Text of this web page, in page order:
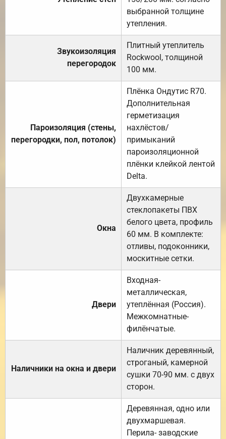
выбранной толщине
утепления.
Звукоизоляция
перегородок
Плитный утеплитель
Rockwool, толщиной
100 мм.
Пароизоляция (стены,
перегородки, пол, потолок)
Плёнка Ондутис R70.
Дополнительная
герметизация
нахлёстов/
примыканий
пароизоляционной
плёнки клейкой лентой
Delta.
Окна
Двухкамерные
стеклопакеты ПВХ
белого цвета, профиль
60 мм. В комплекте:
отливы, подоконники,
москитные сетки.
Двери
Входная-
металлическая,
утеплённая (Россия).
Межкомнатные-
филёнчатые.
Наличники на окна и двери
Наличник деревянный,
строганый, камерной
сушки 70-90 мм. с двух
сторон.
Деревянная, одно или
двухмаршевая.
Перила- заводские